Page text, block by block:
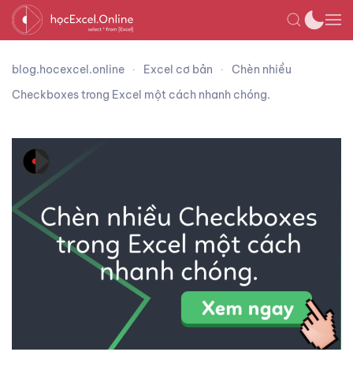
blog.hocexcel.online Excel cơ bản
Chèn nhiều
Checkboxes trong Excel một cách nhanh chóng.